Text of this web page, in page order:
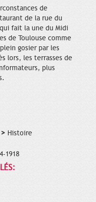
de
de la rue du
fait la une du Midi
de Toulouse comme
gosier par les
lors, les terrasses de
plus
Histoire
1918